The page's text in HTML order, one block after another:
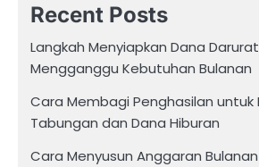
Recent Posts
Langkah Menyiapkan Dana
Mengganggu Kebutuhan Bulanan
Cara Membagi Penghasilan untuk
Tabungan dan Dana Hiburan
Cara Menyusun Anggaran